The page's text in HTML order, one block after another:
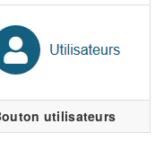
utilisateurs